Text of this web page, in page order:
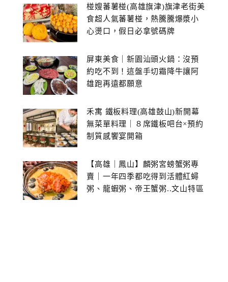
椪嫂蕃薯椪(高雄旗津)旗津老街美
食超人氣蕃薯椪，熱騰騰爆漿小
心燙口，假日必拿號碼牌
屏東美食｜新園汕頭火鍋：沒預
約吃不到！這盤手切霜降牛讓阿
雄跑再遠都願意
禾寓 鐵板料理(高雄鼓山)新開幕
無菜單料理｜８席鐵板吧台×預約
制質感饗宴開箱
【高雄｜鳳山】麟粥宮螃蟹粥專
賣｜一年四季都吃得到活體紅蟳
粥、龍蝦粥、帝王蟹粥..文山特區